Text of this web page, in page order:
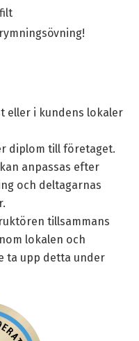
!
eller i kundens lokaler
diplom till företaget.
anpassas efter
och deltagarnas
tillsammans
lokalen och
ta upp detta under